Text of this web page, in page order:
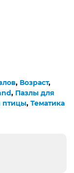
, Возраст,
, Пазлы для
птицы, Тематика